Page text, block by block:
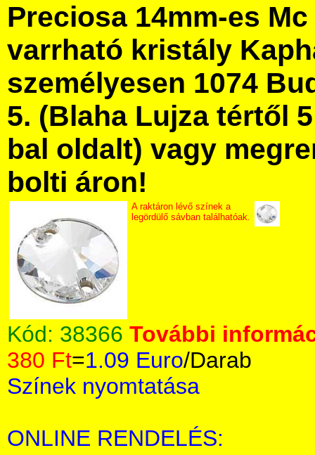
Preciosa 14mm-es
varrható kristály
személyesen 1074
5. (Blaha Lujza tértől
bal oldalt) vagy
bolti áron!
A raktáron lévő színek a
legördülő sávban találhatóak.
Kód: 38366 További
380 Ft=1.09 Euro/Darab
Színek nyomtatása
ONLINE RENDELÉS: